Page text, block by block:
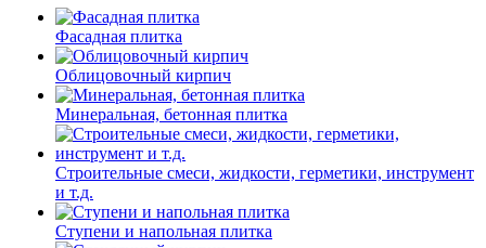
Фасадная плитка
Облицовочный кирпич
Минеральная, бетонная плитка
Строительные смеси, жидкости, герметики, инструмент
и т.д.
Ступени и напольная плитка